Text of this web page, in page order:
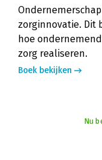
zorginnovatie. Dit
hoe
zorg realiseren.
Boek bekijken
Nu